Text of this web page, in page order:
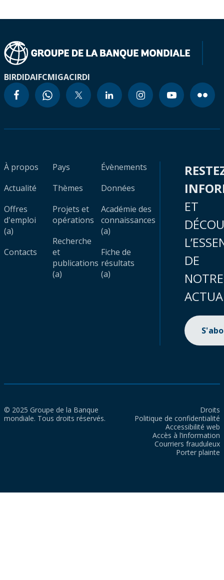
BIRDIDAIFCMIGACIRDI
À propos
Actualité
Offres
d'emploi
(a)
Contacts
Pays
Thèmes
Projets et
opérations
Recherche
et
publications
(a)
Évènements
Données
Académie des
connaissances
(a)
Fiche de
résultats
(a)
ET
DE
NOTRE
© 2025 Groupe de la Banque
mondiale. Tous droits réservés.
Droits
Politique de confidentialité
Accessibilité web
Accès à l’information
Courriers frauduleux
Porter plainte